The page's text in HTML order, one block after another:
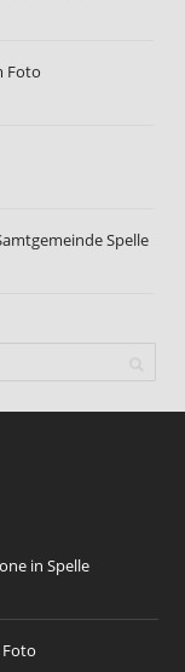
Foto
Spelle
in Spelle